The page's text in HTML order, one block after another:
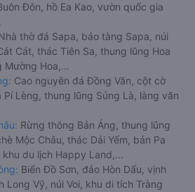
Đôn, hồ Ea Kao, vườn quốc gia
thờ đá Sapa, bảo tàng Sapa, núi
Cát, thác Tiên Sa, thung lũng Hoa
Mường Hoa,...
Cao nguyên đá Đồng Văn, cột cờ
Pí Lèng, thung lũng Sủng Là, làng văn
Rừng thông Bản Áng, thung lũng
Mộc Châu, thác Dải Yếm, bản Pa
du lịch Happy Land,...
Biển Đồ Sơn, đảo Hòn Dấu, vịnh
Long Vỹ, núi Voi, khu di tích Tràng